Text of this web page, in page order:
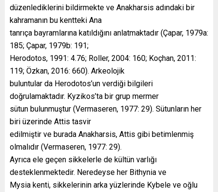
düzenlediklerini bildirmekte ve Anakharsis adındaki bir
kahramanın bu kentteki Ana
tanrıça bayramlarına katıldığını anlatmaktadır (Çapar, 1979a:
185; Çapar, 1979b: 191;
Herodotos, 1991: 4.76; Roller, 2004: 160; Koçhan, 2011:
119; Özkan, 2016: 660). Arkeolojik
buluntular da Herodotos’un verdiği bilgileri
doğrulamaktadır. Kyzikos’ta bir grup mermer
sütun bulunmuştur (Vermaseren, 1977: 29). Sütunların her
biri üzerinde Attis tasvir
edilmiştir ve burada Anakharsis, Attis gibi betimlenmiş
olmalıdır (Vermaseren, 1977: 29).
Ayrıca ele geçen sikkelerle de kültün varlığı
desteklenmektedir. Neredeyse her Bithynia ve
Mysia kenti, sikkelerinin arka yüzlerinde Kybele ve oğlu